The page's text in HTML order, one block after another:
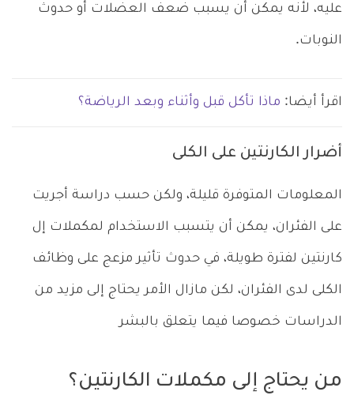
عليه، لأنه يمكن أن يسبب ضعف العضلات أو حدوث
النوبات.
اقرأ أيضا: ماذا تأكل قبل وأثناء وبعد الرياضة؟
أضرار الكارنتين على الكلى
المعلومات المتوفرة قليلة، ولكن حسب دراسة أجريت
على الفئران، يمكن أن يتسبب الاستخدام لمكملات إل
كارنتين لفترة طويلة، في حدوث تأثير مزعج على وظائف
الكلى لدى الفئران، لكن مازال الأمر يحتاج إلى مزيد من
الدراسات خصوصا فيما يتعلق بالبشر
من يحتاج إلى مكملات الكارنتين؟